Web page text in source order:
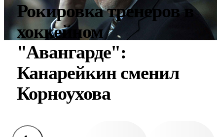
Рокировка тренеров в
хоккейном
"Авангарде":
Канарейкин сменил
Корноухова